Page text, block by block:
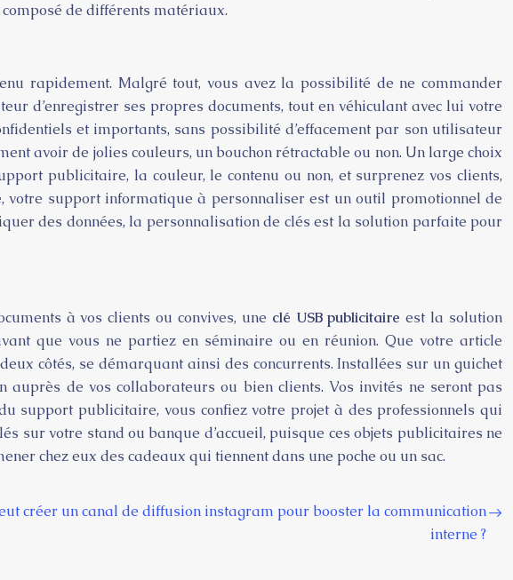
de différents matériaux.
rapidement. Malgré tout, vous avez la possibilité de ne commander
d’enregistrer ses propres documents, tout en véhiculant avec lui votre
et importants, sans possibilité d’effacement par son utilisateur
avoir de jolies couleurs, un bouchon rétractable ou non. Un large choix
publicitaire, la couleur, le contenu ou non, et surprenez vos clients,
votre support informatique à personnaliser est un outil promotionnel de
des données, la personnalisation de clés est la solution parfaite pour
à vos clients ou convives, une clé USB publicitaire est la solution
que vous ne partiez en séminaire ou en réunion. Que votre article
côtés, se démarquant ainsi des concurrents. Installées sur un guichet
auprès de vos collaborateurs ou bien clients. Vos invités ne seront pas
support publicitaire, vous confiez votre projet à des professionnels qui
sur votre stand ou banque d’accueil, puisque ces objets publicitaires ne
chez eux des cadeaux qui tiennent dans une poche ou un sac.
créer un canal de diffusion instagram pour booster la communication
interne ?